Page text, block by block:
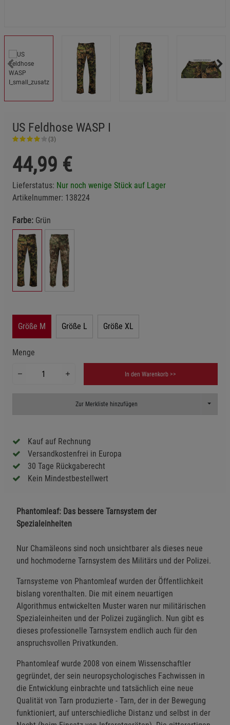
US Feldhose WASP I
(3)
44,99 €
Lieferstatus: Nur noch wenige Stück auf Lager
Artikelnummer: 138224
Farbe: Grün
Größe M Größe L Größe XL
Menge
In den Warenkorb >>
Zur Merkliste hinzufügen Toggle
Kauf auf Rechnung
Versandkostenfrei in Europa
30 Tage Rückgaberecht
Kein Mindestbestellwert
Phantomleaf: Das bessere Tarnsystem der
Spezialeinheiten
Nur Chamäleons sind noch unsichtbarer als dieses neue
und hochmoderne Tarnsystem des Militärs und der Polizei.
Tarnsysteme von Phantomleaf wurden der Öffentlichkeit
bislang vorenthalten. Die mit einem neuartigen
Algorithmus entwickelten Muster waren nur militärischen
Spezialeinheiten und der Polizei zugänglich. Nun gibt es
dieses professionelle Tarnsystem endlich auch für den
anspruchsvollen Privatkunden.
Phantomleaf wurde 2008 von einem Wissenschaftler
gegründet, der sein neuropsychologisches Fachwissen in
die Entwicklung einbrachte und tatsächlich eine neue
Qualität von Tarn produzierte - Tarn, der in der Bewegung
funktioniert, auf unterschiedliche Distanz und selbst in der